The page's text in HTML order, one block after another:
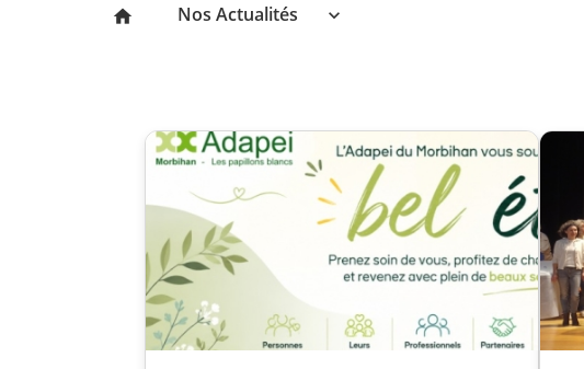
home Nos Actualités keyboard_arrow_down